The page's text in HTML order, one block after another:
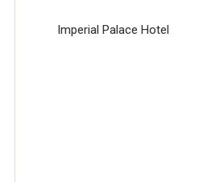
Imperial Palace Hotel